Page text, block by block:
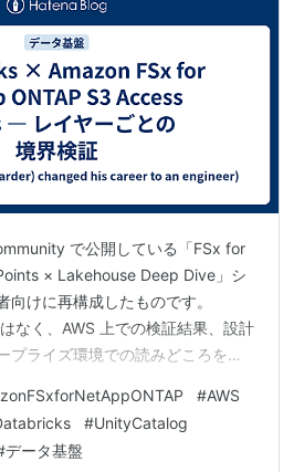
で公開している「FSx for
× Lakehouse Deep Dive」シ
向けに再構成したものです。
なく、AWS 上での検証結果、設計
プライズ環境での読みどころを補
ONTAP S3 Access Points への
るが、本番利用にはブロッカーが
セッションポリシーが
#AWS
#UnityCatalog
データ基盤